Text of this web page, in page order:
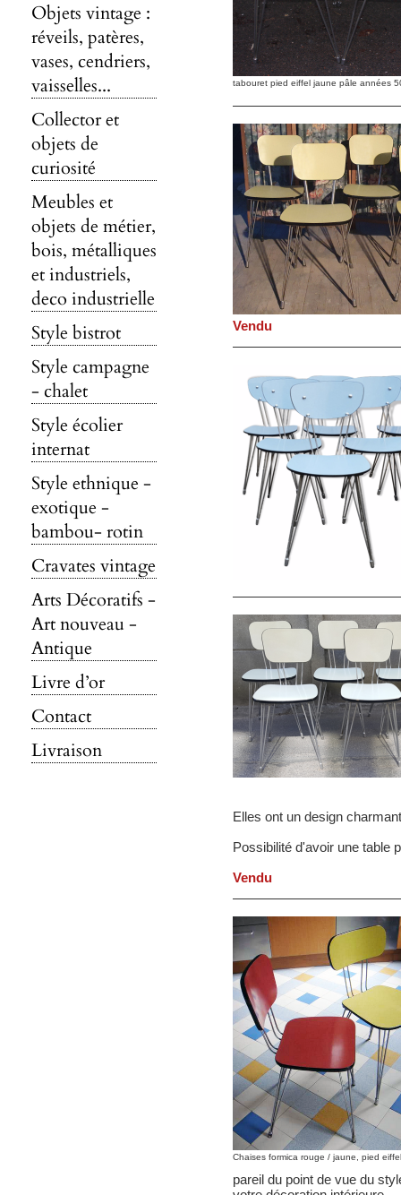
Objets vintage :
réveils, patères,
vases, cendriers,
vaisselles...
Collector et
objets de
curiosité
Meubles et
objets de métier,
bois, métalliques
et industriels,
deco industrielle
Style bistrot
Style campagne
- chalet
Style écolier
internat
Style ethnique -
exotique -
bambou- rotin
Cravates vintage
Arts Décoratifs -
Art nouveau -
Antique
Livre d’or
Contact
Livraison
tabouret pied eiffel jaune pâle années
Vendu
Elles ont un design
Possibilité d'avoir une table
Vendu
Chaises formica rouge / jaune, pied eiffel
pareil du point de vue du